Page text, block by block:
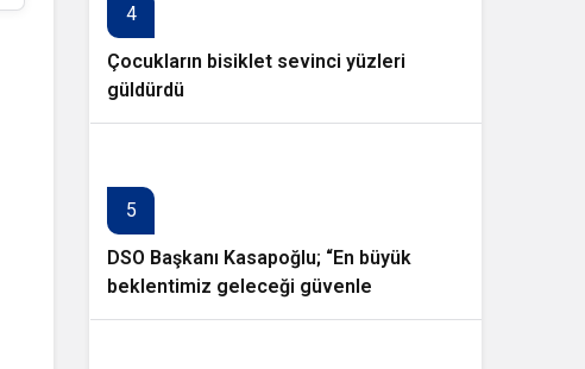
4
Çocukların bisiklet sevinci yüzleri
güldürdü
5
DSO Başkanı Kasapoğlu; “En büyük
beklentimiz geleceği güvenle
planlayabileceğimiz istikrarlı bir yatırım